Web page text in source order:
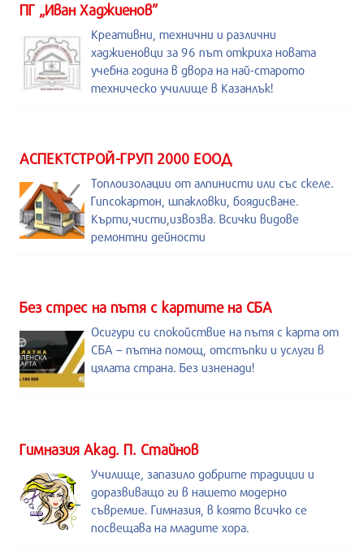
ПГ „Иван Хаджиенов”
Креативни, технични и различни
хаджиеновци за 96 път откриха новата
учебна година в двора на най-старото
техническо училище в Казанлък!
АСПЕКТСТРОЙ-ГРУП 2000 ЕООД
Топлоизолации от алпинисти или със скеле.
Гипсокартон, шпакловки, боядисване.
Кърти,чисти,извозва. Всички видове
ремонтни дейности
Без стрес на пътя с картите на СБА
Осигури си спокойствие на пътя с карта от
СБА – пътна помощ, отстъпки и услуги в
цялата страна. Без изненади!
Гимназия Акад. П. Стайнов
Училище, запазило добрите традиции и
доразвиващо ги в нашето модерно
съвремие. Гимназия, в която всичко се
посвещава на младите хора.